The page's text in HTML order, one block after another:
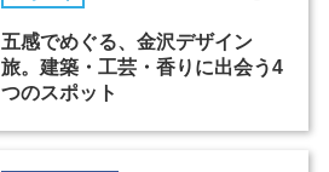
五感でめぐる、金沢デザイン
旅。建築・工芸・香りに出会う4
つのスポット